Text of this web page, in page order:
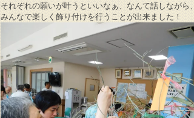
それぞれの願いが叶うといいなぁ、なんて話しながら、
みんなで楽しく飾り付けを行うことが出来ました！